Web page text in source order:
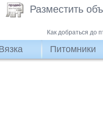
Разместить
Как добраться до
Питомники